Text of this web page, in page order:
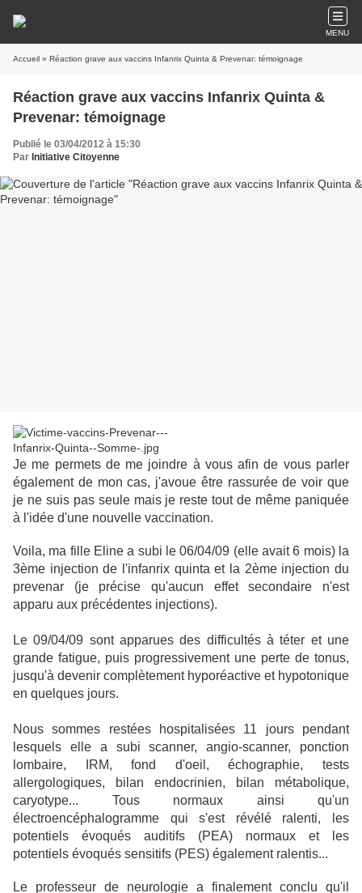
MENU
Accueil » Réaction grave aux vaccins Infanrix Quinta & Prevenar: témoignage
Réaction grave aux vaccins Infanrix Quinta &
Prevenar: témoignage
Publié le 03/04/2012 à 15:30
Par Initiative Citoyenne
Je me permets de me joindre à vous afin de vous parler
également de mon cas, j'avoue être rassurée de voir que
je ne suis pas seule mais je reste tout de même paniquée
à l'idée d'une nouvelle vaccination.
Voila, ma fille Eline a subi le 06/04/09 (elle avait 6 mois) la
3ème injection de l'infanrix quinta et la 2ème injection du
prevenar (je précise qu'aucun effet secondaire n'est
apparu aux précédentes injections).
Le 09/04/09 sont apparues des difficultés à téter et une
grande fatigue, puis progressivement une perte de tonus,
jusqu'à devenir complètement hyporéactive et hypotonique
en quelques jours.
Nous sommes restées hospitalisées 11 jours pendant
lesquels elle a subi scanner, angio-scanner, ponction
lombaire, IRM, fond d'oeil, échographie, tests
allergologiques, bilan endocrinien, bilan métabolique,
caryotype...
Tous normaux ainsi qu'un
électroencéphalogramme qui s'est révélé ralenti, les
potentiels évoqués auditifs (PEA) normaux et les
potentiels évoqués sensitifs (PES) également ralentis...
Le professeur de neurologie a finalement conclu qu'il